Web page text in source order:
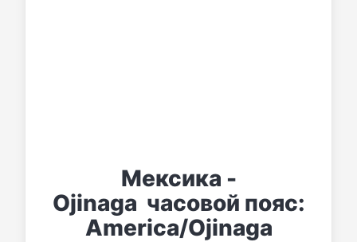
Мексика -
Ojinaga часовой пояс:
America/Ojinaga